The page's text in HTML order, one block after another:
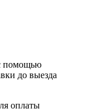
помощью
до выезда
оплаты